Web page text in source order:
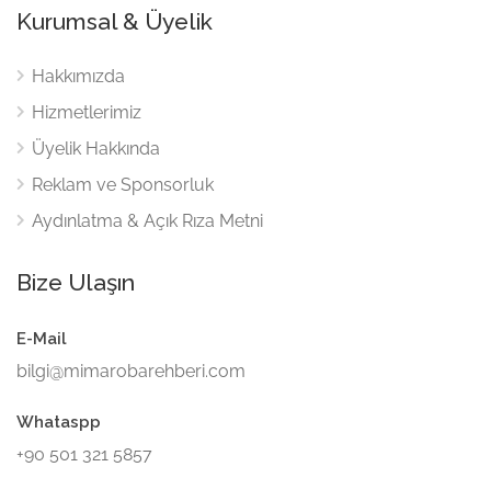
Kurumsal & Üyelik
Hakkımızda
Hizmetlerimiz
Üyelik Hakkında
Reklam ve Sponsorluk
Aydınlatma & Açık Rıza Metni
Bize Ulaşın
E-Mail
bilgi@mimarobarehberi.com
Whataspp
+90 501 321 5857